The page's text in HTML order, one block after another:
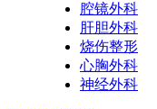
腔镜外科
肝胆外科
烧伤整形
心胸外科
神经外科